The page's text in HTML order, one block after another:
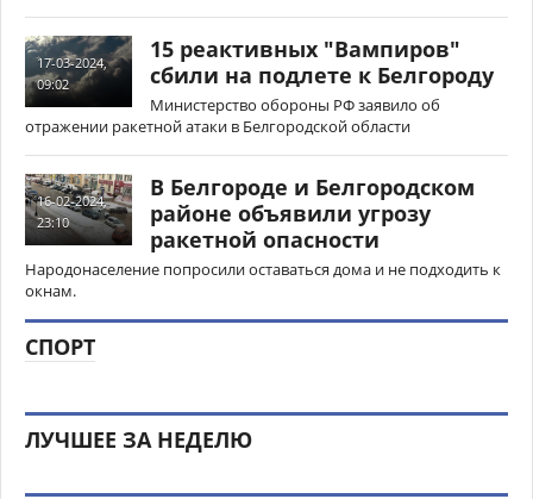
17-03-2024,
09:02
15 реактивных "Вампиров"
сбили на подлете к Белгороду
Министерство обороны РФ заявило об
отражении ракетной атаки в Белгородской области
16-02-2024,
23:10
В Белгороде и Белгородском
районе объявили угрозу
ракетной опасности
Народонаселение попросили оставаться дома и не подходить к
окнам.
СПОРТ
ЛУЧШЕЕ ЗА НЕДЕЛЮ